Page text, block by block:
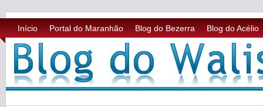
Início Portal do Maranhão Blog do Bezerra Blog do Acélio